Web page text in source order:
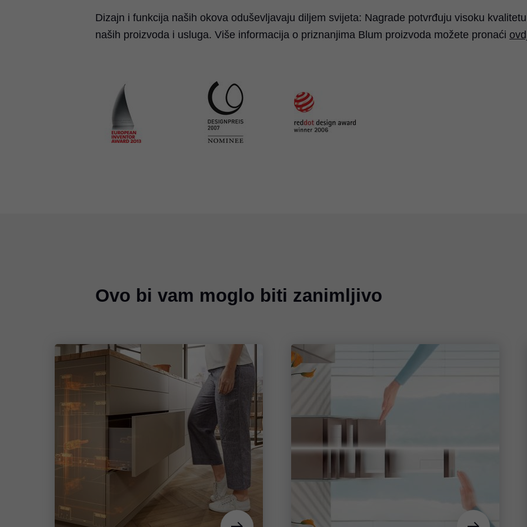
Dizajn i funkcija naših okova oduševljavaju diljem svijeta: Nagrade potvrđuju visoku kvalitetu
naših proizvoda i usluga. Više informacija o priznanjima Blum proizvoda možete pronaći
Ovo bi vam moglo biti zanimljivo